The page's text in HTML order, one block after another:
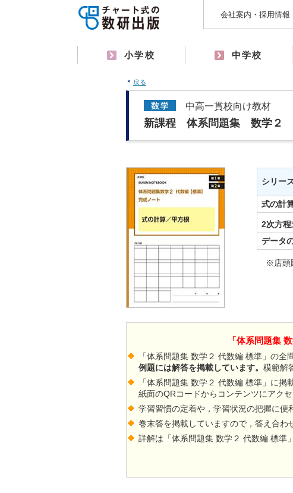
会社案内・採用情報
小学校 中学校
戻る
中高一貫校向け教材
新課程 体系問題集 数学２
シリー
式の計
2次方
データ
※店頭
「体系問題集
「体系問題集 数学２ 代数編 標準」の全
例題には解答を掲載しています。 模範解
「体系問題集 数学２ 代数編 標準」に掲
紙面のQRコードからコンテンツにアクセ
学習習慣の定着や，学習状況の把握に便
巻末答を掲載していますので，答え合わ
詳解は「体系問題集 数学２ 代数編 標準